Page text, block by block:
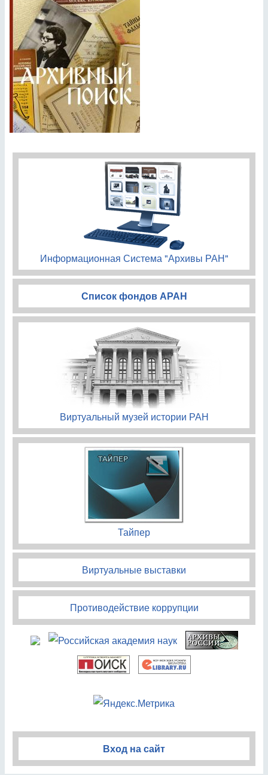
Информационная Система "Архивы РАН"
Список фондов АРАН
Виртуальный музей истории РАН
Тайпер
Виртуальные выставки
Противодействие коррупции
Вход на сайт